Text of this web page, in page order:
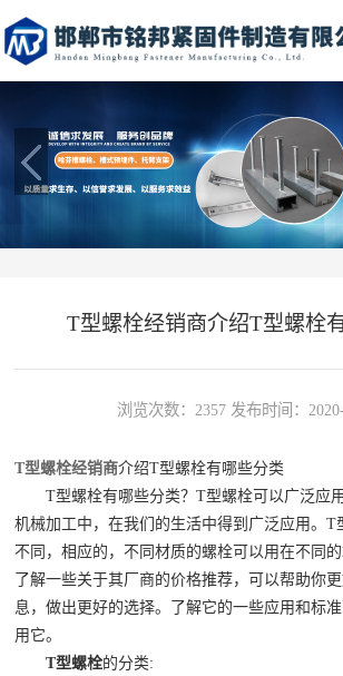
T型螺栓经销商介绍T型螺栓
浏览次数：2357 发布时间：
T型螺栓经销商介绍T型螺栓有哪些分类
T型螺栓有哪些分类？T型螺栓可以广泛应
机械加工中，在我们的生活中得到广泛应用。T
不同，相应的，不同材质的螺栓可以用在不同的
了解一些关于其厂商的价格推荐，可以帮助你
息，做出更好的选择。了解它的一些应用和标
用它。
T型螺栓的分类: